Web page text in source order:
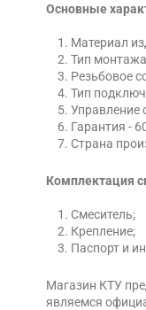
Основные
Материал
Тип
Резьбовое
Тип
Управление
Гарантия -
Страна
Комплектация
Смеситель;
Крепление;
Паспорт и
Магазин КТУ
являемся